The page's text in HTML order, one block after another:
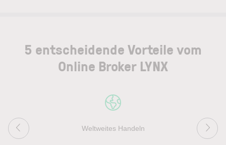
5 entscheidende Vorteile vom
Online Broker LYNX
Weltweites Handeln